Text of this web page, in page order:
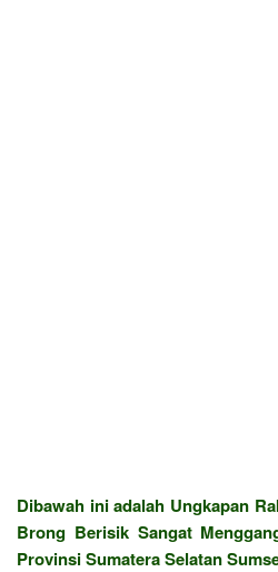
Dibawah ini adalah Ungkapan
Brong Berisik Sangat
Provinsi Sumatera Selatan